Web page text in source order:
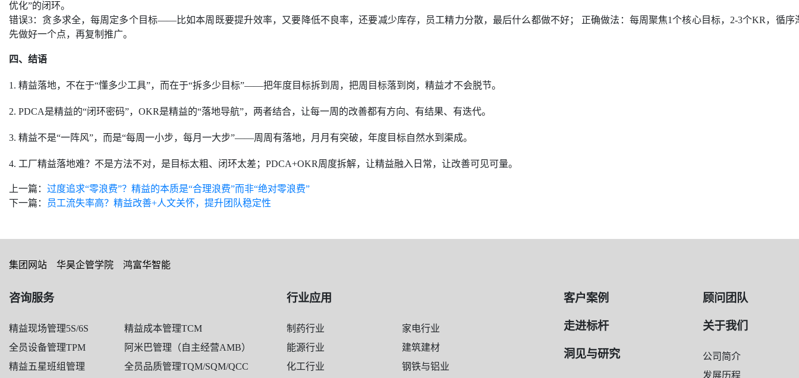
优化”的闭环。
错误3：贪多求全，每周定多个目标——比如本周既要提升效率，又要降低不良率，还要减少库存，员工精力分散，最后什么都做不好； 正确做法：每周聚焦1个核心目标，2-3个KR，循序
先做好一个点，再复制推广。
四、结语
1. 精益落地，不在于“懂多少工具”，而在于“拆多少目标”——把年度目标拆到周，把周目标落到岗，精益才不会脱节。
2. PDCA是精益的“闭环密码”，OKR是精益的“落地导航”，两者结合，让每一周的改善都有方向、有结果、有迭代。
3. 精益不是“一阵风”，而是“每周一小步，每月一大步”——周周有落地，月月有突破，年度目标自然水到渠成。
4. 工厂精益落地难？不是方法不对，是目标太粗、闭环太差；PDCA+OKR周度拆解，让精益融入日常，让改善可见可量。
上一篇： 过度追求“零浪费”？精益的本质是“合理浪费”而非“绝对零浪费”
下一篇：
员工流失率高？精益改善+人文关怀，提升团队稳定性
集团网站 华昊企管学院 鸿富华智能
咨询服务
精益现场管理5S/6S
全员设备管理TPM
精益五星班组管理
精益成本管理TCM
阿米巴管理（自主经营AMB）
全员品质管理TQM/SQM/QCC
行业应用
制药行业
能源行业
化工行业
家电行业
建筑建材
钢铁与铝业
客户案例
走进标杆
洞见与研究
顾问团队
关于我们
公司简介
发展历程